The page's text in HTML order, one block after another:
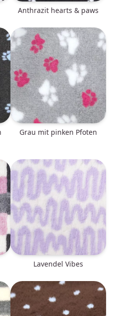
anthrazit hearts & paws
grau mit pinken Pfoten
Lavendel Vibes